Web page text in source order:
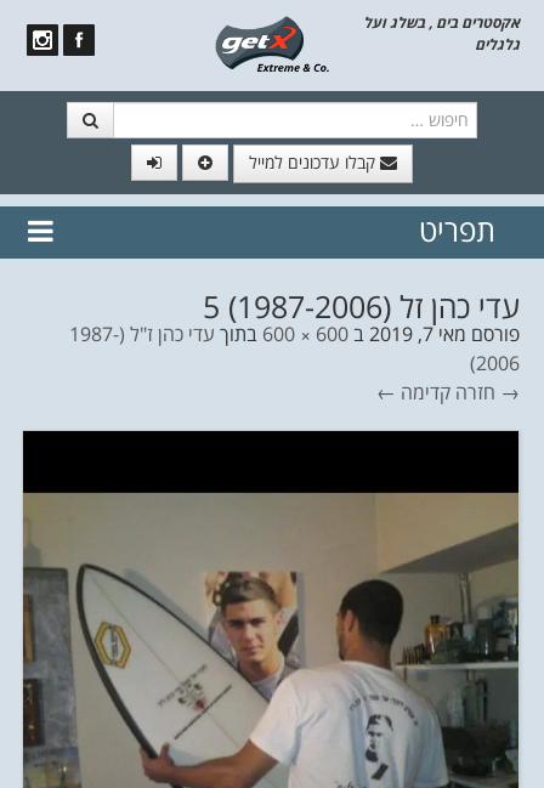
אקסטרים בים , בשלג ועל
גלגלים
קבלו עדכונים למייל
// הצטרף לרשימת תפוצה!
נשמח
תפריט
עדי כהן זל (1987-2006) 5
פורסם מאי 7, 2019 ב600 × 600 בתוך
עדי כהן ז"ל (1987-
2006)
→ חזרה קדימה ←